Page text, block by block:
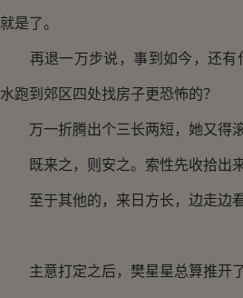
就是了。
再退一万步说，事到如今，还有
水跑到郊区四处找房子更恐怖的？
万一折腾出个三长两短，她又得滚
既来之，则安之。索性先收拾出来
至于其他的，来日方长，边走边看
主意打定之后，樊星星总算推开了